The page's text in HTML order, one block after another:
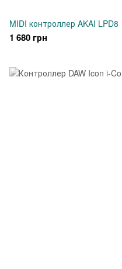
MIDI контроллер AKAI LPD8
1 680 грн